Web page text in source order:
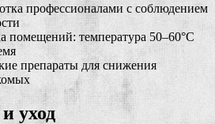
профессионалами с соблюдением
помещений: температура 50–60°C
препараты для снижения
уход